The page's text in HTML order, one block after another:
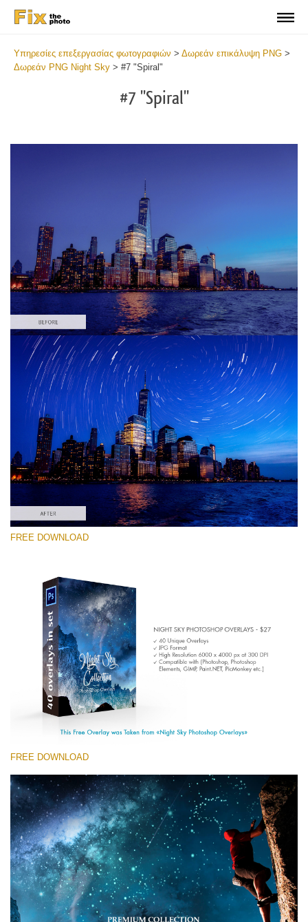
Υπηρεσίες επεξεργασίας φωτογραφιών > Δωρεάν επικάλυψη PNG >
Δωρεάν PNG Night Sky > #7 "Spiral"
#7 "Spiral"
Please select
Free PNG Overlay #7
Small 800*533px
Night Sky
(40 Overlays)
Large 6000*4000px
(347 Overlays)
Large 6000*4000px
Entire Collection
(1783 Overlays)
Large 6000*4000px
Free download
FREE DOWNLOAD
FREE DOWNLOAD